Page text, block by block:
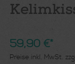
59,90 €*
Preise inkl. MwSt.